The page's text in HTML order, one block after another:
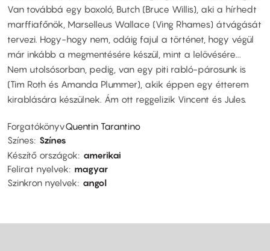
Van továbbá egy boxoló, Butch (Bruce Willis), aki a hírhedt
marffiafőnök, Marselleus Wallace (Ving Rhames) átvágását
tervezi. Hogy-hogy nem, odáig fajul a történet, hogy végül
már inkább a megmentésére készül, mint a lelövésére...
Nem utolsósorban, pedig, van egy piti rabló-párosunk is
(Tim Roth és Amanda Plummer), akik éppen egy étterem
kirablására készülnek. Ám ott reggelizik Vincent és Jules.
ForgatókönyvQuentin Tarantino
Színes Színes
Készítő országok
amerikai
Felirat nyelvek
magyar
Szinkron nyelvek
angol